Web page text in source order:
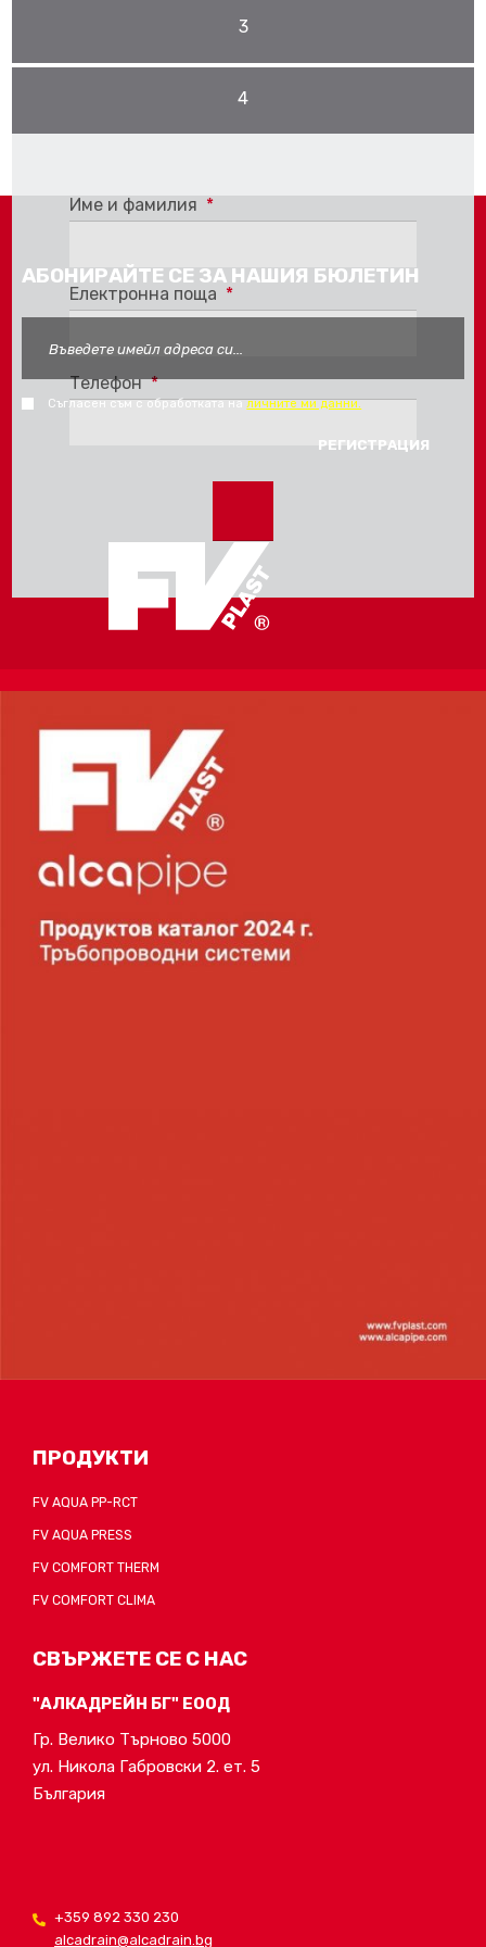
3
4
Име и фамилия *
Електронна поща *
Телефон*
FORM_SEND_AJAX_FAIL
АБОНИРАЙТЕ СЕ ЗА НАШИЯ БЮЛЕТИН
Съгласен съм с обработката наличните ми данни.
ПРОДУКТИ
FV AQUA PP-RCT
FV AQUA PRESS
FV COMFORT THERM
FV COMFORT CLIMA
СВЪРЖЕТЕ СЕ С НАС
"АЛКАДРЕЙН БГ" ЕООД
Гр. Велико Търново 5000
ул. Никола Габровски 2. ет. 5
България
+359 892 330 230
alcadrain@alcadrain.bg